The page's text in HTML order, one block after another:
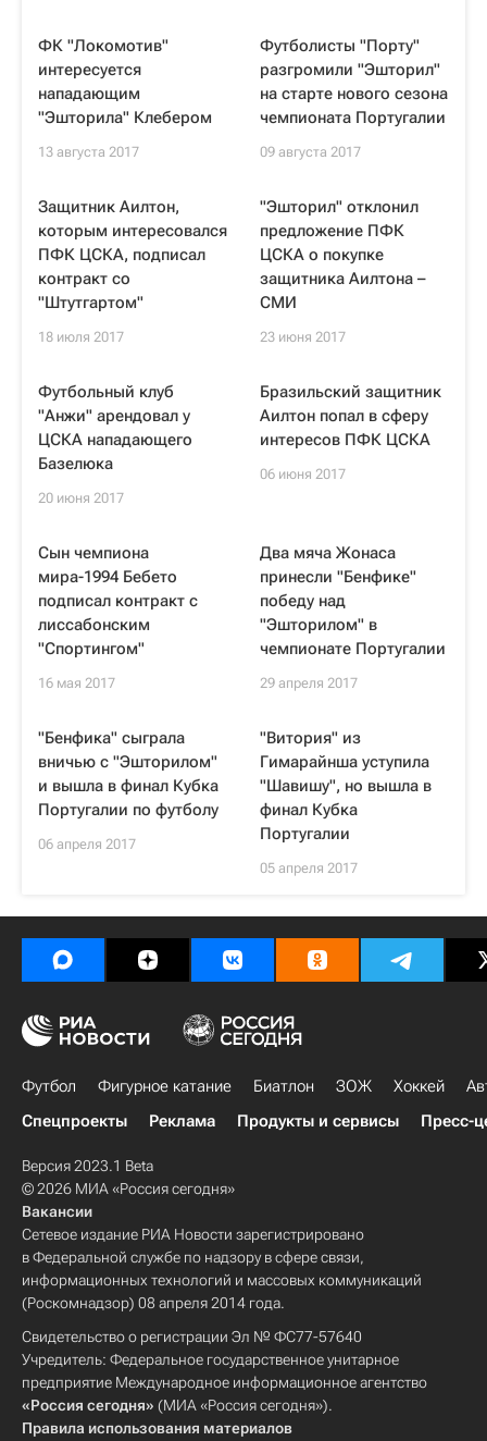
ФК "Локомотив"
интересуется
нападающим
"Эшторила" Клебером
13 августа 2017
Футболисты "Порту"
разгромили "Эшторил"
на старте нового сезона
чемпионата Португалии
09 августа 2017
Защитник Аилтон,
которым интересовался
ПФК ЦСКА, подписал
контракт со
"Штутгартом"
18 июля 2017
"Эшторил" отклонил
предложение ПФК
ЦСКА о покупке
защитника Аилтона –
СМИ
23 июня 2017
Футбольный клуб
"Анжи" арендовал у
ЦСКА нападающего
Базелюка
20 июня 2017
Бразильский защитник
Аилтон попал в сферу
интересов ПФК ЦСКА
06 июня 2017
Сын чемпиона
мира-1994 Бебето
подписал контракт с
лиссабонским
"Спортингом"
16 мая 2017
Два мяча Жонаса
принесли "Бенфике"
победу над
"Эшторилом" в
чемпионате Португалии
29 апреля 2017
"Бенфика" сыграла
вничью с "Эшторилом"
и вышла в финал Кубка
Португалии по футболу
06 апреля 2017
"Витория" из
Гимарайнша уступила
"Шавишу", но вышла в
финал Кубка
Португалии
05 апреля 2017
Футбол Фигурное катание Биатлон ЗОЖ Хоккей
Спецпроекты
Реклама Продукты и сервисы Пресс-
Версия 2023.1 Beta
© 2026 МИА «Россия сегодня»
Вакансии
Сетевое издание РИА Новости зарегистрировано
в Федеральной службе по надзору в сфере связи,
информационных технологий и массовых коммуникаций
(Роскомнадзор) 08 апреля 2014 года.
Свидетельство о регистрации Эл № ФС77-57640
Учредитель: Федеральное государственное унитарное
предприятие Международное информационное агентство
«Россия сегодня» (МИА «Россия сегодня»).
Правила использования материалов